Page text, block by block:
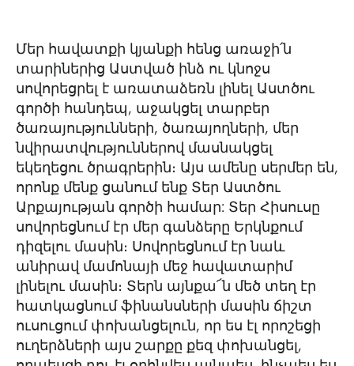
Մեր հավատքի կյանքի հենց առաջի՛ն
տարիներից Աստված ինձ ու կնոջս
սովորեցրել է առատաձեռն լինել Աստծու
գործի հանդեպ, աջակցել տարբեր
ծառայությունների, ծառայողների, մեր
նվիրատվություններով մասնակցել
եկեղեցու ծրագրերին։ Այս ամենը սերմեր են,
որոնք մենք ցանում ենք Տեր Աստծու
Արքայության գործի համար: Տեր Հիսուսը
սովորեցնում էր մեր գանձերը Երկնքում
դիզելու մասին։ Սովորեցնում էր նաև
անիրավ մամոնայի մեջ հավատարիմ
լինելու մասին։ Տերն այնքա՜ն մեծ տեղ էր
հատկացնում ֆինանսների մասին ճիշտ
ուսուցում փոխանցելուն, որ ես էլ որոշեցի
ուղերձների այս շարքը քեզ փոխանցել,